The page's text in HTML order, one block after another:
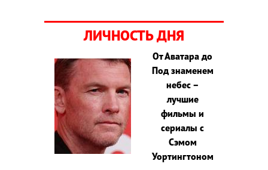
ЛИЧНОСТЬ ДНЯ
От Аватара до
Под знаменем
небес –
лучшие
фильмы и
сериалы с
Сэмом
Уортингтоном